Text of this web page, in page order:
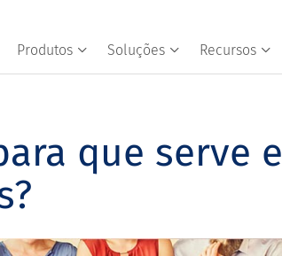
Produtos Soluções Recursos
que serve e